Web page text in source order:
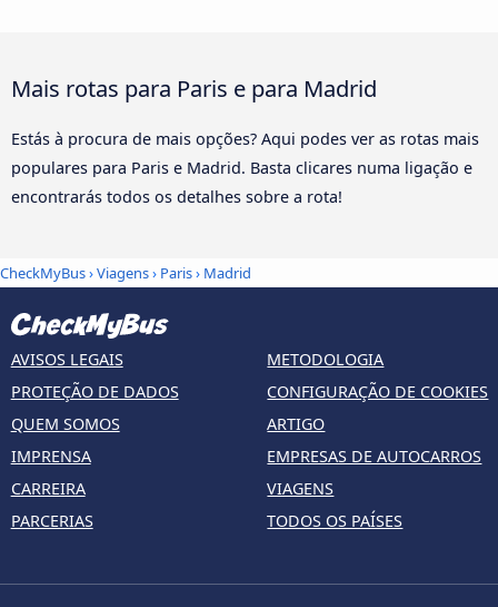
Mais rotas para Paris e para Madrid
Estás à procura de mais opções? Aqui podes ver as rotas mais
populares para Paris e Madrid. Basta clicares numa ligação e
encontrarás todos os detalhes sobre a rota!
CheckMyBus›Viagens› Paris› Madrid
AVISOS LEGAIS
PROTEÇÃO DE DADOS
QUEM SOMOS
IMPRENSA
CARREIRA
PARCERIAS
METODOLOGIA
CONFIGURAÇÃO DE COOKIES
ARTIGO
EMPRESAS DE AUTOCARROS
VIAGENS
TODOS OS PAÍSES